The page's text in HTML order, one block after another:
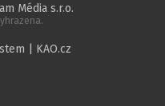
Média s.r.o.
| KAO.cz